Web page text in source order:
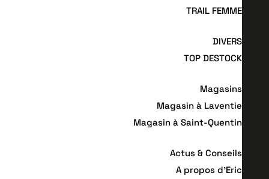
TRAIL FEMME
DIVERS
TOP DESTOCK
Magasins
Magasin à Laventie
Magasin à Saint-Quentin
Actus & Conseils
A propos d’Eric